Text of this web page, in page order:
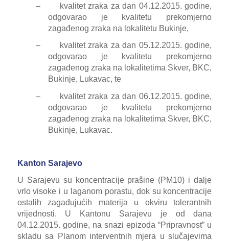
–
kvalitet zraka za dan 04.12.2015. godine,
odgovarao je kvalitetu prekomjerno
zagađenog zraka na lokalitetu Bukinje,
–
kvalitet zraka za dan 05.12.2015. godine,
odgovarao je kvalitetu prekomjerno
zagađenog zraka na lokalitetima Skver, BKC,
Bukinje, Lukavac, te
–
kvalitet zraka za dan 06.12.2015. godine,
odgovarao je kvalitetu prekomjerno
zagađenog zraka na lokalitetima Skver, BKC,
Bukinje, Lukavac.
Kanton Sarajevo
U Sarajevu su koncentracije prašine (PM10) i dalje
vrlo visoke i u laganom porastu, dok su koncentracije
ostalih zagađujućih materija u okviru tolerantnih
vrijednosti. U Kantonu Sarajevu je od dana
04.12.2015. godine, na snazi epizoda “Pripravnost” u
skladu sa Planom interventnih mjera u slučajevima